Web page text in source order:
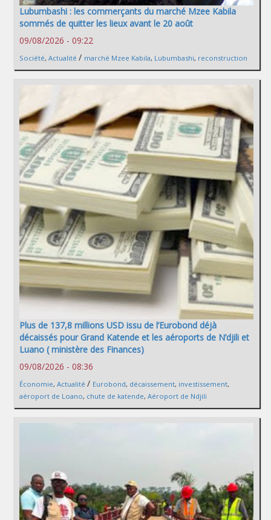
Lubumbashi : les commerçants du marché Mzee Kabila
sommés de quitter les lieux avant le 20 août
09/08/2026 - 09:22
Société, Actualité / marché Mzee Kabila, Lubumbashi, reconstruction
Plus de 137,8 millions USD issu de l’Eurobond déjà
décaissés pour Grand Katende et les aéroports de N’djili et
Luano ( ministère des Finances)
09/08/2026 - 08:36
Économie, Actualité / Eurobond, décaissement, investissement,
aéroport de Loano, chute de katende, Aéroport de Ndjili